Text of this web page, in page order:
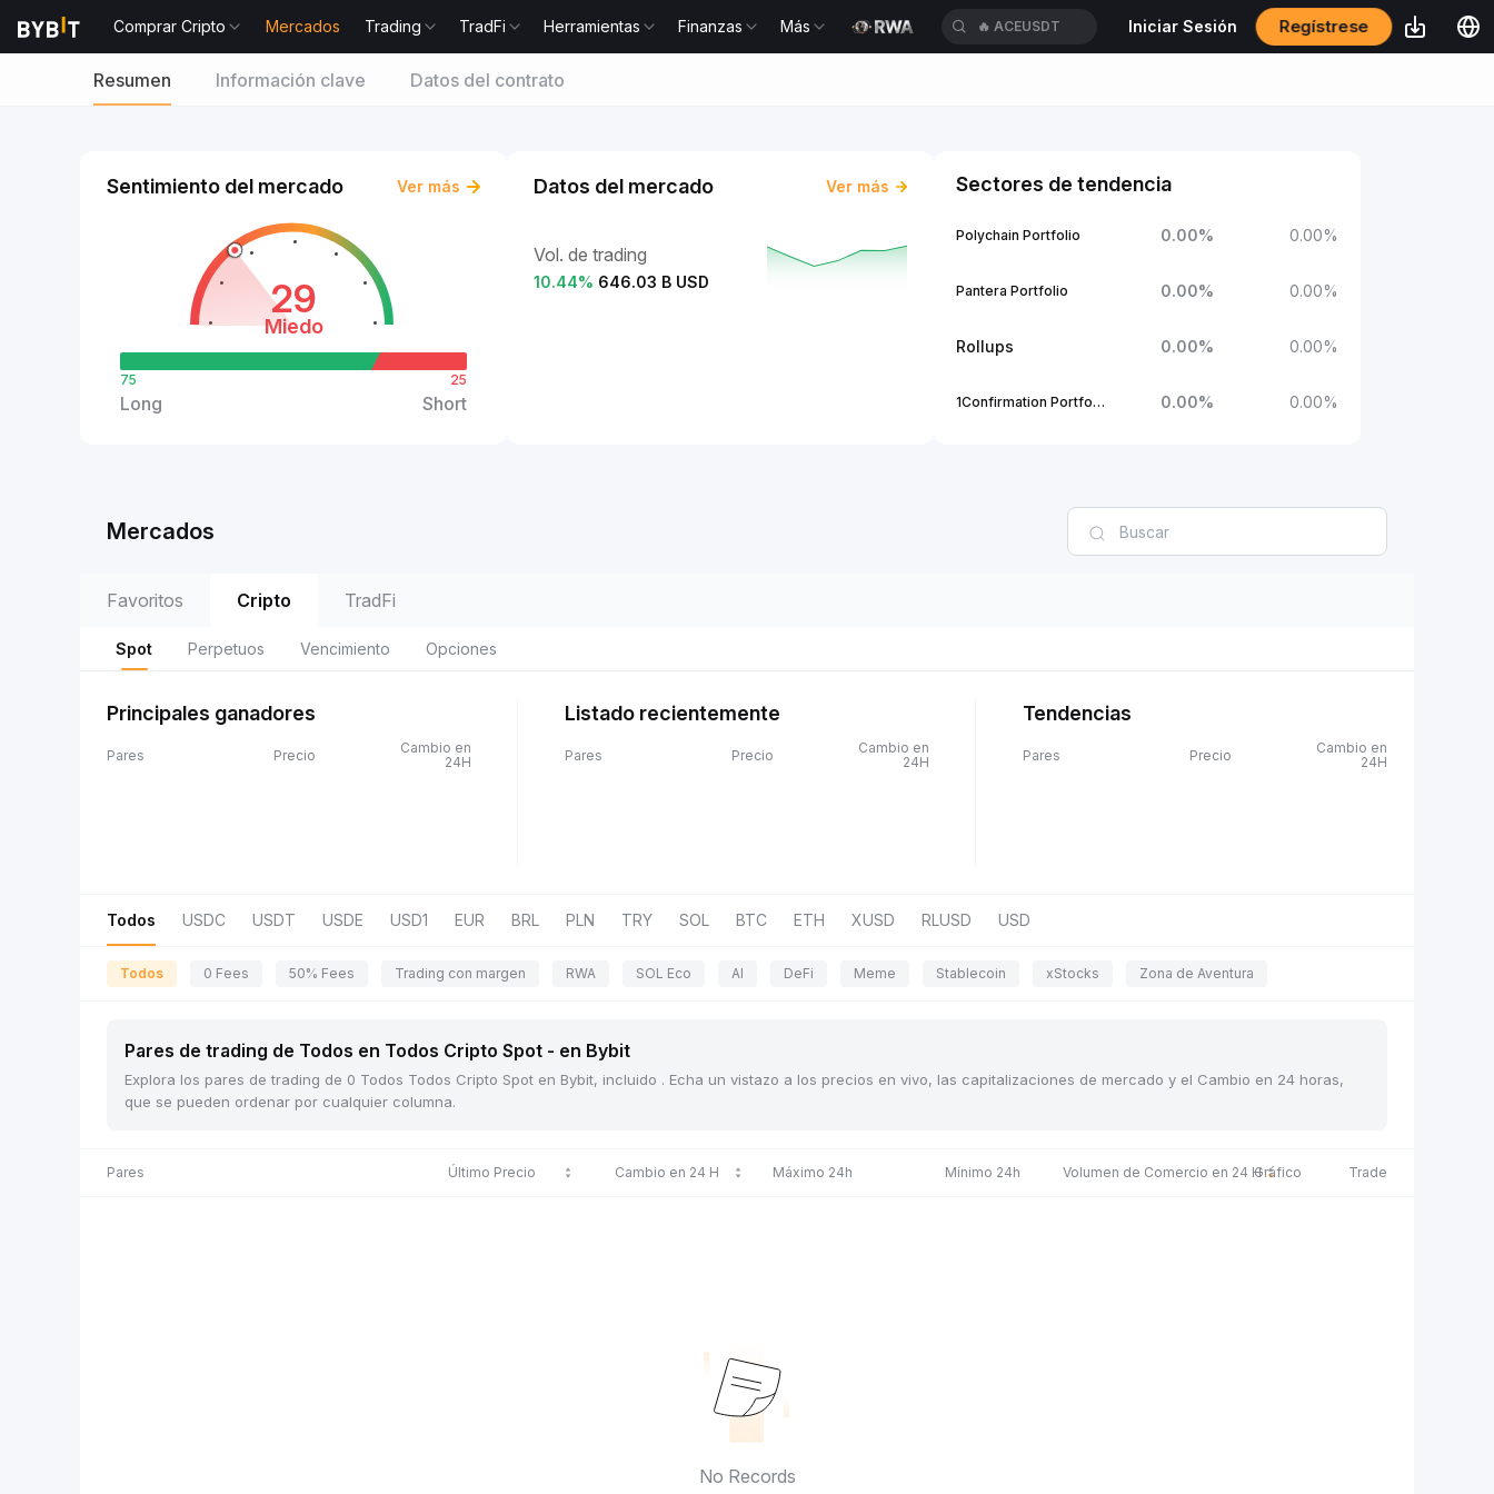
Comprar Cripto Mercados Trading TradFi Herramientas Finanzas Más 🔥 ACEUSDT Iniciar Sesión Regístrese
Resumen Información clave Datos del contrato
Sentimiento del mercado Ver más
29
Miedo
75
Long
25
Short
Datos del mercado Ver más
Vol. de trading
10.44% 646.03 B USD
Sectores de tendencia
Polychain Portfolio 0.00% 0.00%
Pantera Portfolio 0.00% 0.00%
Rollups 0.00% 0.00%
1Confirmation Portfolio 0.00% 0.00%
Mercados
Favoritos Cripto TradFi
Spot Perpetuos Vencimiento Opciones
Principales ganadores
Pares Precio
Cambio en
24H
Listado recientemente
Pares Precio
Cambio en
24H
Tendencias
Pares Precio
Cambio en
24H
Todos USDC USDT USDE USD1 EUR BRL PLN TRY SOL BTC ETH XUSD RLUSD USD
Todos 0 Fees 50% Fees Trading con margen RWA SOL Eco AI DeFi Meme Stablecoin xStocks Zona de Aventura
Pares de trading de Todos en Todos Cripto Spot - en Bybit
Explora los pares de trading de 0 Todos Todos Cripto Spot en Bybit, incluido . Echa un vistazo a los precios en vivo, las capitalizaciones de mercado y el Cambio en 24 horas,
que se pueden ordenar por cualquier columna.
Pares Último Precio Cambio en 24 H Máximo 24h Mínimo 24h Volumen de Comercio en 24 HGráfico Trade
No Records